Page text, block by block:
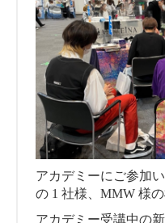
アカデミーにご参加
の 1 社様、MMW 様
アカデミー受講中の